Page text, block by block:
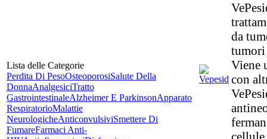
Lista delle Categorie
Perdita Di PesoOsteoporosiSalute Della
DonnaAnalgesiciTratto
GastrointestinaleAlzheimer E ParkinsonApparato
RespiratorioMalattie
NeurologicheAnticonvulsiviSmettere Di
FumareFarmaci Anti-
da
Viene
con